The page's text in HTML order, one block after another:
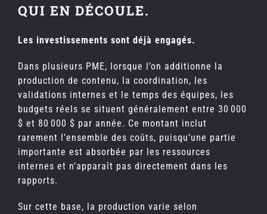
QUI EN DÉCOULE.
Les investissements sont déjà engagés.
Dans plusieurs PME, lorsque l’on additionne la
production de contenu, la coordination, les
validations internes et le temps des équipes, les
budgets réels se situent généralement entre 30 000
$ et 80 000 $ par année. Ce montant inclut
rarement l’ensemble des coûts, puisqu’une partie
importante est absorbée par les ressources
internes et n’apparaît pas directement dans les
rapports.
Sur cette base, la production varie selon